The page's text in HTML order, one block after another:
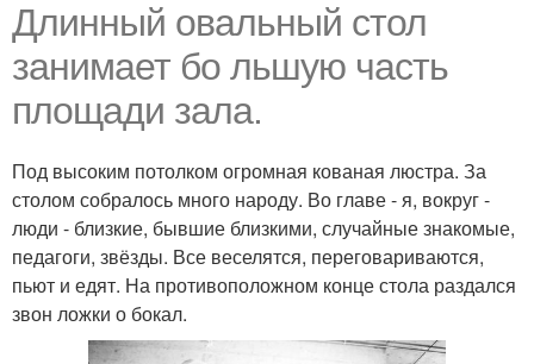
Длинный овальный стол
занимает бо льшую часть
площади зала.
Под высоким потолком огромная кованая люстра. За
столом собралось много народу. Во главе - я, вокруг -
люди - близкие, бывшие близкими, случайные знакомые,
педагоги, звёзды. Все веселятся, переговариваются,
пьют и едят. На противоположном конце стола раздался
звон ложки о бокал.